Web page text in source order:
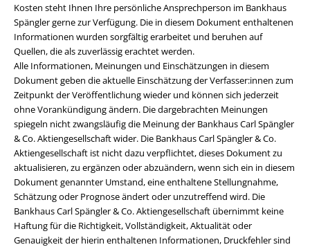
Kosten steht Ihnen Ihre persönliche Ansprechperson im Bankhaus
Spängler gerne zur Verfügung. Die in diesem Dokument enthaltenen
Informationen wurden sorgfältig erarbeitet und beruhen auf
Quellen, die als zuverlässig erachtet werden.
Alle Informationen, Meinungen und Einschätzungen in diesem
Dokument geben die aktuelle Einschätzung der Verfasser:innen zum
Zeitpunkt der Veröffentlichung wieder und können sich jederzeit
ohne Vorankündigung ändern. Die dargebrachten Meinungen
spiegeln nicht zwangsläufig die Meinung der Bankhaus Carl Spängler
& Co. Aktiengesellschaft wider. Die Bankhaus Carl Spängler & Co.
Aktiengesellschaft ist nicht dazu verpflichtet, dieses Dokument zu
aktualisieren, zu ergänzen oder abzuändern, wenn sich ein in diesem
Dokument genannter Umstand, eine enthaltene Stellungnahme,
Schätzung oder Prognose ändert oder unzutreffend wird. Die
Bankhaus Carl Spängler & Co. Aktiengesellschaft übernimmt keine
Haftung für die Richtigkeit, Vollständigkeit, Aktualität oder
Genauigkeit der hierin enthaltenen Informationen, Druckfehler sind